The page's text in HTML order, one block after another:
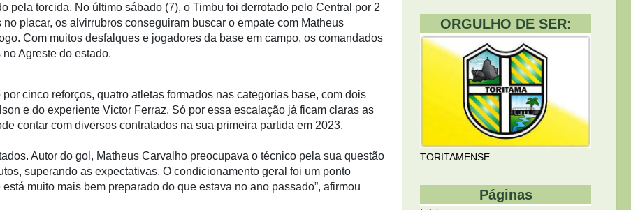
pela torcida. No último sábado (7), o Timbu foi derrotado pelo Central por 2
placar, os alvirrubros conseguiram buscar o empate com Matheus
Com muitos desfalques e jogadores da base em campo, os comandados
Agreste do estado.
cinco reforços, quatro atletas formados nas categorias base, com dois
e do experiente Victor Ferraz. Só por essa escalação já ficam claras as
contar com diversos contratados na sua primeira partida em 2023.
Autor do gol, Matheus Carvalho preocupava o técnico pela sua questão
superando as expectativas. O condicionamento geral foi um ponto
muito mais bem preparado do que estava no ano passado”, afirmou
ORGULHO DE SER:
TORITAMENSE
Páginas